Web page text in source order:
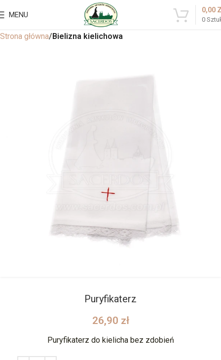
MENU
0
0,00
Strona główna Bielizna kielichowa
Puryfikaterz
26,90 zł
Puryfikaterz do kielicha bez zdobień